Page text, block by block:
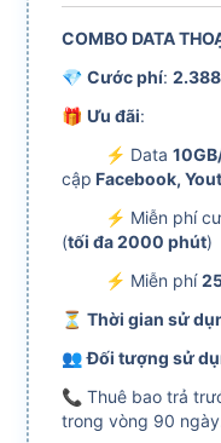
COMBO DATA
💎 Cước phí:
🎁 Ưu đãi:
⚡ Data
cập Facebook,
⚡ Miễn phí
(tối đa 2000 phút)
⚡ Miễn phí
⏳ Thời gian sử
👥Đối tượng sử
📞 Thuê bao trả
trong vòng 90